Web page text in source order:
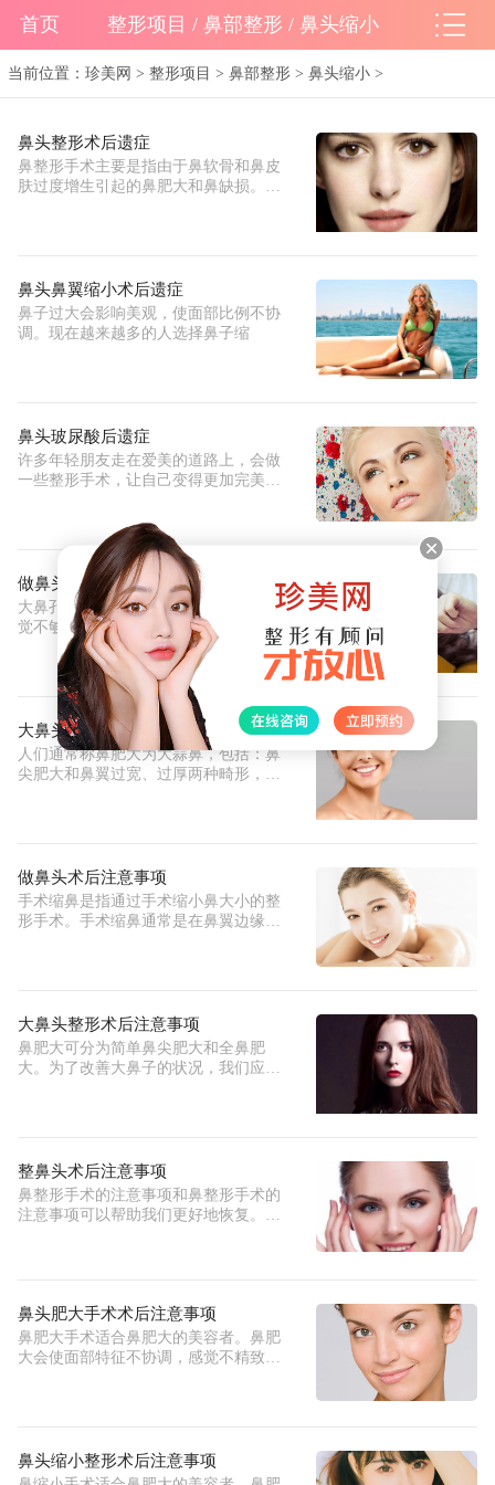
首页 整形项目 / 鼻部整形 / 鼻头缩小
当前位置：珍美网 >整形项目 >鼻部整形 >鼻头缩小 >
鼻头整形术后遗症
鼻整形手术主要是指由于鼻软骨和鼻皮
肤过度增生引起的鼻肥大和鼻缺损。常
鼻头鼻翼缩小术后遗症
鼻子过大会影响美观，使面部比例不协
调。现在越来越多的人选择鼻子缩
鼻头玻尿酸后遗症
许多年轻朋友走在爱美的道路上，会做
一些整形手术，让自己变得更加完美，
做鼻头缩小后遗症
大鼻孔会影响面部的整体和谐，让人感
觉不够精致，精致，所以现在许多医疗
大鼻头缩小后遗症
人们通常称鼻肥大为大蒜鼻，包括：鼻
尖肥大和鼻翼过宽、过厚两种畸形，主
做鼻头术后注意事项
手术缩鼻是指通过手术缩小鼻大小的整
形手术。手术缩鼻通常是在鼻翼边缘做
大鼻头整形术后注意事项
鼻肥大可分为简单鼻尖肥大和全鼻肥
大。为了改善大鼻子的状况，我们应该
整鼻头术后注意事项
鼻整形手术的注意事项和鼻整形手术的
注意事项可以帮助我们更好地恢复。因
鼻头肥大手术术后注意事项
鼻肥大手术适合鼻肥大的美容者。鼻肥
大会使面部特征不协调，感觉不精致。
鼻头缩小整形术后注意事项